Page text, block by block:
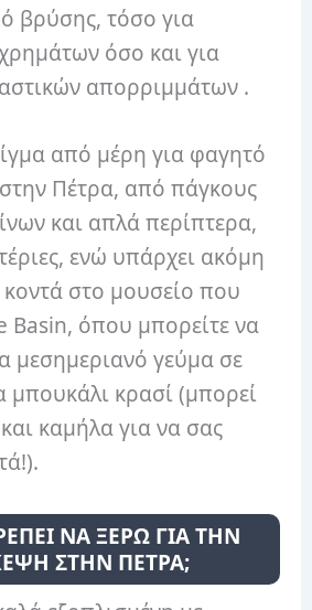
βρύσης, τόσο για
όσο και για
απορριμμάτων .
από μέρη για φαγητό
Πέτρα, από πάγκους
και απλά περίπτερα,
ενώ υπάρχει ακόμη
κοντά στο μουσείο που
Basin, όπου μπορείτε να
μεσημεριανό γεύμα σε
μπουκάλι κρασί (μπορεί
καμήλα για να σας
ΝΑ ΞΕΡΩ ΓΙΑ ΤΗΝ
ΣΤΗΝ ΠΕΤΡΑ;